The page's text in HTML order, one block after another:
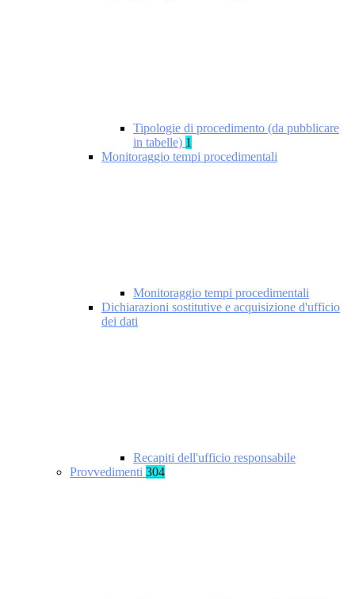
Tipologie di procedimento (da pubblicare
in tabelle) 1
Monitoraggio tempi procedimentali
Monitoraggio tempi procedimentali
Dichiarazioni sostitutive e acquisizione d'ufficio
dei dati
Recapiti dell'ufficio responsabile
Provvedimenti 304